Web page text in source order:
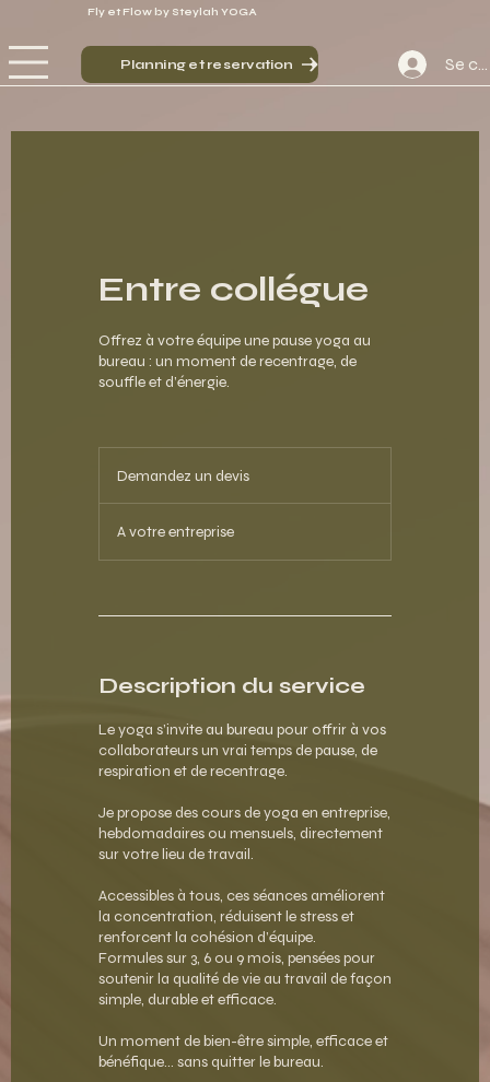
Fly et Flow by Steylah YOGA
Planning et reservation Se
Entre collégue
Offrez à votre équipe une pause yoga au
bureau : un moment de recentrage, de
souffle et d’énergie.
devisDemandez un devis
A votre entreprise
Description du service
Le yoga s’invite au bureau pour offrir à vos
collaborateurs un vrai temps de pause, de
respiration et de recentrage.
Je propose des cours de yoga en entreprise,
hebdomadaires ou mensuels, directement
sur votre lieu de travail.
Accessibles à tous, ces séances améliorent
la concentration, réduisent le stress et
renforcent la cohésion d’équipe.
Formules sur 3, 6 ou 9 mois, pensées pour
soutenir la qualité de vie au travail de façon
simple, durable et efficace.
Un moment de bien-être simple, efficace et
bénéfique… sans quitter le bureau.